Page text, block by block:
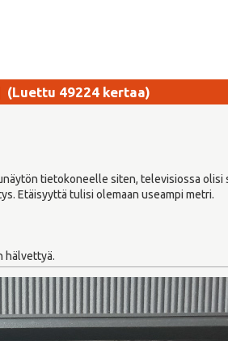
(Luettu 49224 kertaa)
tietokoneelle siten, televisiossa olisi
Etäisyyttä tulisi olemaan useampi metri.
hälvettyä.